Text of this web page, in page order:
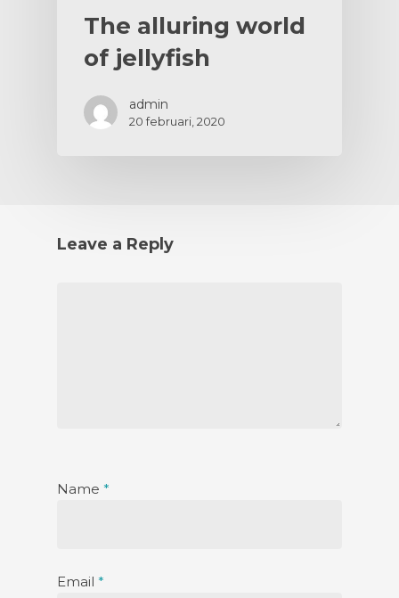
The alluring world
of jellyfish
admin
20 februari, 2020
Leave a Reply
Name *
Email *